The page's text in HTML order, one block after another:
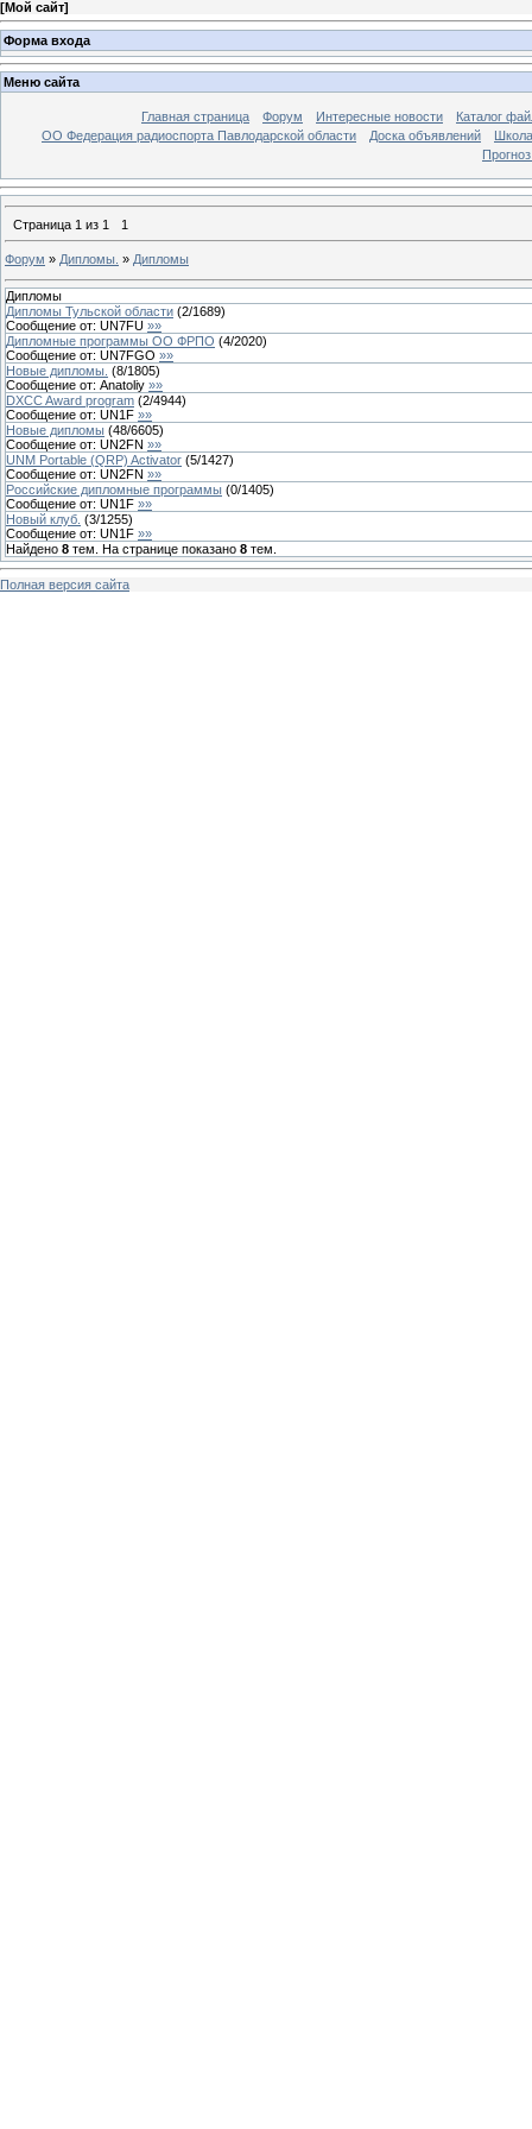
[Мой сайт]
Форма входа
Меню сайта
Главная страница Форум Интересные новости
Каталог
ОО Федерация радиоспорта Павлодарской области
Доска объявлений
Страница 1 из 1 1
Форум » Дипломы. » Дипломы
Дипломы
Дипломы Тульской области (2/1689)
Сообщение от: UN7FU »»
Дипломные программы ОО ФРПО (4/2020)
Сообщение от: UN7FGO »»
Новые дипломы. (8/1805)
Сообщение от: Anatoliy »»
DXCC Award program (2/4944)
Сообщение от: UN1F »»
Новые дипломы (48/6605)
Сообщение от: UN2FN »»
UNM Portable (QRP) Activator (5/1427)
Сообщение от: UN2FN »»
Российские дипломные программы (0/1405)
Сообщение от: UN1F »»
Новый клуб. (3/1255)
Сообщение от: UN1F »»
Найдено 8 тем. На странице показано 8 тем.
Полная версия сайта